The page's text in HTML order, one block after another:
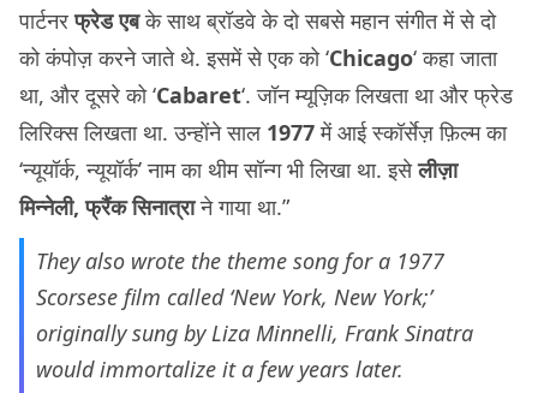
पार्टनरफ्रेड एबके साथ ब्रॉडवे के दो सबसे महान संगीत में से दो
को कंपोज़ करने जाते थे. इसमें से एक को ‘Chicago‘ कहा जाता
था, और दूसरे को ‘Cabaret‘. जॉन म्यूज़िक लिखता था और फ्रेड
लिरिक्स लिखता था. उन्होंने साल 1977में आई स्कॉर्सेज़ फ़िल्म का
‘न्यूयॉर्क, न्यूयॉर्क’ नाम का थीम सॉन्ग भी लिखा था. इसेलीज़ा
मिन्नेली, फ्रैंक सिनात्राने गाया था.”
They also wrote the theme song for a 1977
Scorsese film called ‘New York, New York;’
originally sung by Liza Minnelli, Frank Sinatra
would immortalize it a few years later.